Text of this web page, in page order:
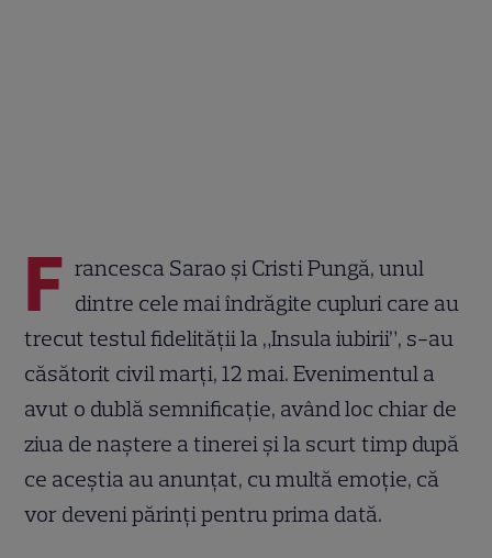
F rancesca Sarao și Cristi Pungă, unul
dintre cele mai îndrăgite cupluri care au
trecut testul fidelității la „Insula iubirii”, s-au
căsătorit civil marți, 12 mai. Evenimentul a
avut o dublă semnificație, având loc chiar de
ziua de naștere a tinerei și la scurt timp după
ce aceștia au anunțat, cu multă emoție, că
vor deveni părinți pentru prima dată.